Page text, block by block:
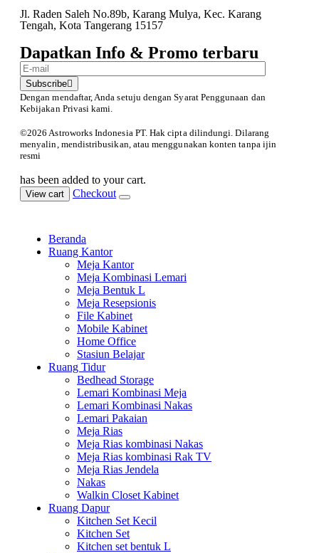
Jl. Raden Saleh No.89b, Karang Mulya, Kec. Karang
Tengah, Kota Tangerang 15157
Dapatkan Info & Promo terbaru
Subscribe
Dengan mendaftar, Anda setuju dengan Syarat Penggunaan dan
Kebijakan Privasi kami.
©️2026 Astroworks Indonesia PT. Hak cipta dilindungi. Dilarang
menyalin, mendistribusikan, atau menggunakan konten tanpa ijin
resmi
has been added to your cart.
View cart Checkout
Beranda
Ruang Kantor
Meja Kantor
Meja Kombinasi Lemari
Meja Bentuk L
Meja Resepsionis
File Kabinet
Mobile Kabinet
Home Office
Stasiun Belajar
Ruang Tidur
Bedhead Storage
Lemari Kombinasi Meja
Lemari Kombinasi Nakas
Lemari Pakaian
Meja Rias
Meja Rias kombinasi Nakas
Meja Rias kombinasi Rak TV
Meja Rias Jendela
Nakas
Walkin Closet Kabinet
Ruang Dapur
Kitchen Set Kecil
Kitchen Set
Kitchen set bentuk L